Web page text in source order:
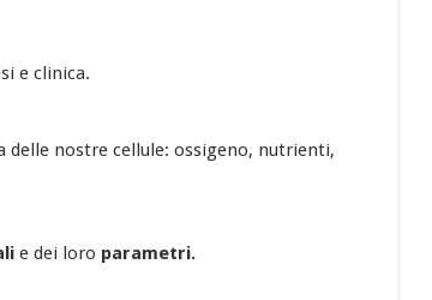
e clinica.
delle nostre cellule: ossigeno, nutrienti,
e dei loro parametri.